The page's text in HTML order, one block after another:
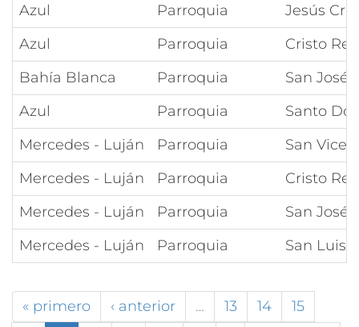
Azul
Parroquia
Jesús
Azul
Parroquia
Cristo Rey
Bahía Blanca
Parroquia
San José
Azul
Parroquia
Santo
Mercedes - Luján
Parroquia
San
Mercedes - Luján
Parroquia
Cristo Rey
Mercedes - Luján
Parroquia
San José
Mercedes - Luján
Parroquia San Luis
« primero ‹ anterior … 13 14
15